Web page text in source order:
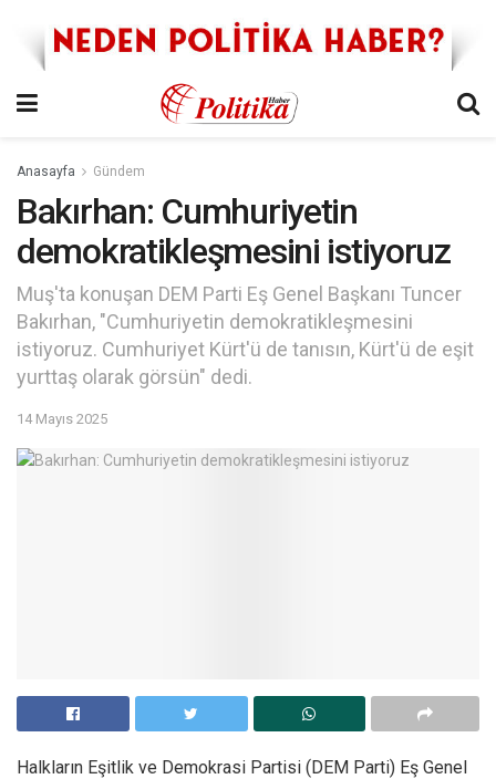
Anasayfa Gündem
Bakırhan: Cumhuriyetin
demokratikleşmesini istiyoruz
Muş'ta konuşan DEM Parti Eş Genel Başkanı Tuncer
Bakırhan, "Cumhuriyetin demokratikleşmesini
istiyoruz. Cumhuriyet Kürt'ü de tanısın, Kürt'ü de eşit
yurttaş olarak görsün" dedi.
14 Mayıs 2025
Halkların Eşitlik ve Demokrasi Partisi (DEM Parti) Eş Genel